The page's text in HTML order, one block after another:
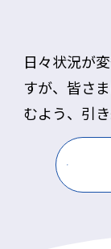
日々状況が
すが、皆さ
むよう、引